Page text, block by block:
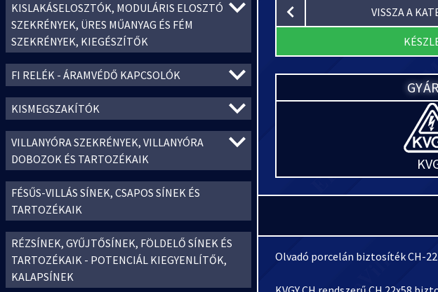
KISLAKÁSELOSZTÓK, MODULÁRIS ELOSZTÓ
SZEKRÉNYEK, ÜRES MŰANYAG ÉS FÉM
SZEKRÉNYEK, KIEGÉSZÍTŐK
FI RELÉK - ÁRAMVÉDŐ KAPCSOLÓK
KISMEGSZAKÍTÓK
VILLANYÓRA SZEKRÉNYEK, VILLANYÓRA
DOBOZOK ÉS TARTOZÉKAIK
FÉSŰS-VILLÁS SÍNEK, CSAPOS SÍNEK ÉS
TARTOZÉKAIK
RÉZSÍNEK, GYŰJTŐSÍNEK, FÖLDELŐ SÍNEK ÉS
TARTOZÉKAIK - POTENCIÁL KIEGYENLÍTŐK,
KALAPSÍNEK
VISSZA A
Olvadó porcelán biztosíték CH-22